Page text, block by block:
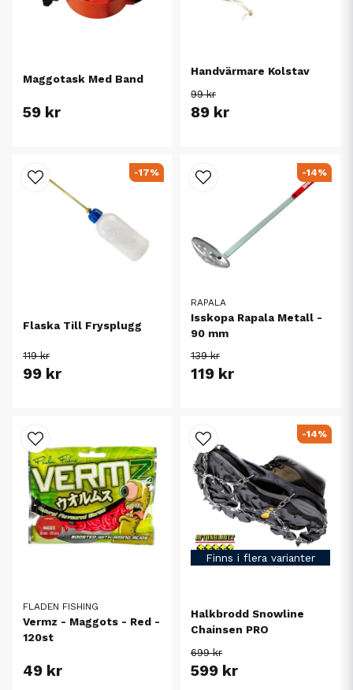
Maggotask Med Band
59 kr
Handvärmare Kolstav
99 kr
89 kr
Flaska Till Frysplugg
119 kr
99 kr
-17%
RAPALA
Isskopa Rapala Metall -
90 mm
139 kr
119 kr
-14%
FLADEN FISHING
Vermz - Maggots - Red -
120st
49 kr
Finns i flera varianter
Halkbrodd Snowline
Chainsen PRO
699 kr
599 kr
-14%